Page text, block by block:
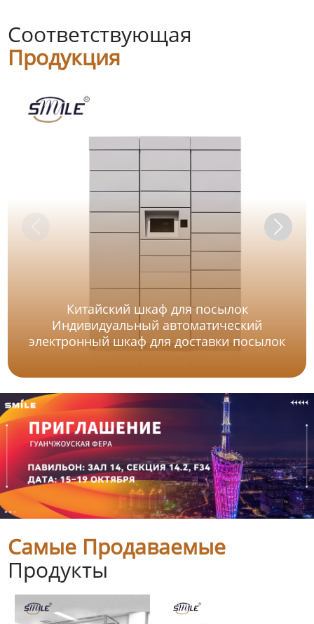
Соответствующая
Продукция
Китайский шкаф для посылок
Индивидуальный автоматический
электронный шкаф для доставки посылок
Самые Продаваемые
Продукты